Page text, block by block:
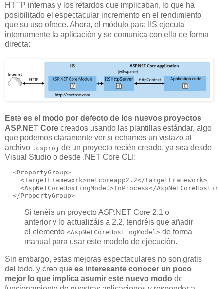
HTTP internas y los retardos que implicaban, lo que ha
posibilitado el espectacular incremento en el rendimiento
que su uso ofrece. Ahora, el módulo para IIS ejecuta
internamente la aplicación y se comunica con ella de forma
directa:
Este es el modo por defecto de los nuevos proyectos
ASP.NET Core creados usando las plantillas estándar, algo
que podemos claramente ver si echamos un vistazo al
archivo .csproj de un proyecto recién creado, ya sea desde
Visual Studio o desde .NET Core CLI:
  <PropertyGroup>
    <TargetFramework>netcoreapp2.2</TargetFramework>
<AspNetCoreHostingModel>InProcess</
Si tenéis un proyecto ASP.NET Core 2.1 o
anterior y lo actualizáis a 2.2, tendréis que añadir
el elemento <AspNetCoreHostingModel> de forma
manual para usar este modelo de ejecución.
Sin embargo, estas mejoras espectaculares no son gratis
del todo, y creo que es interesante conocer un poco
mejor lo que implica asumir este nuevo modo de